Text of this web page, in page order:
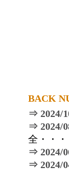
BACK
⇒ 2024/
⇒ 2024/
全・・・
⇒ 2024/
⇒ 2024/